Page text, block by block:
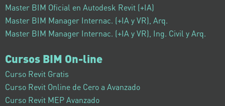
Master BIM Oficial en Autodesk Revit (+IA)
Master BIM Manager Internac. (+IA y VR), Arq.
Master BIM Manager Internac. (+IA y VR), Ing. Civil y Arq.
Cursos BIM On-line
Curso Revit Gratis
Curso Revit Online de Cero a Avanzado
Curso Revit MEP Avanzado